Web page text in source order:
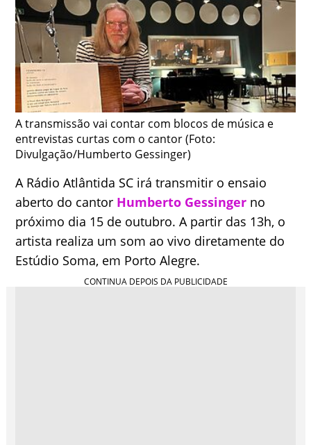
A transmissão vai contar com blocos de música e
entrevistas curtas com o cantor (Foto:
Divulgação/Humberto Gessinger)
A Rádio Atlântida SC irá transmitir o ensaio
aberto do cantor Humberto Gessinger no
próximo dia 15 de outubro. A partir das 13h, o
artista realiza um som ao vivo diretamente do
Estúdio Soma, em Porto Alegre.